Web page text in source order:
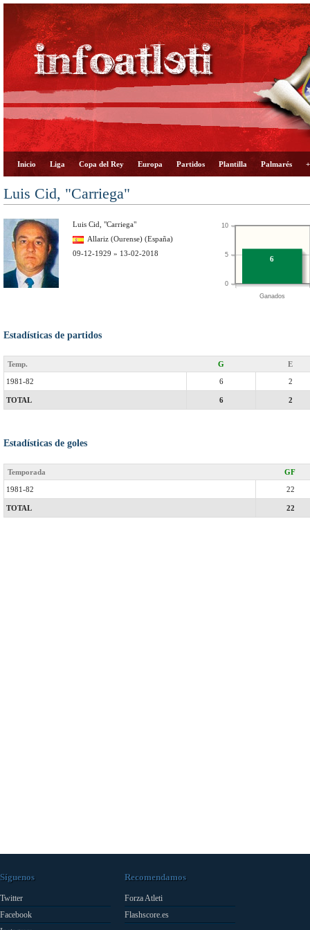
Inicio Liga Copa del Rey Europa Partidos Plantilla Palmarés
Luis Cid, "Carriega"
Ganados
0
5
10
6
Luis Cid, "Carriega"
Allariz (Ourense) (España)
09-12-1929 » 13-02-2018
Estadísticas de partidos
Temp. G E
1981-82 6 2
TOTAL 6 2
Estadísticas de goles
Temporada GF
1981-82 22
TOTAL 22
Síguenos
Twitter
Facebook
Recomendamos
Forza Atleti
Flashscore.es